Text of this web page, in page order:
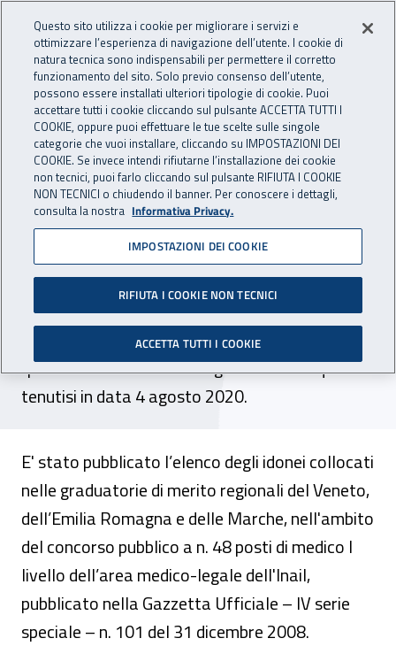
INAIL - Istituto Nazionale
Apri cerca
Navigazione principale
Navigazione - Ti trovi in:
Home Inail comunica Avvisi
Concorso pubblico per n. 48
posti di medico I livello
dell’area medico-legale:
elenco idonei
Pubblicato l'esito della verifica della
“perdurante idoneità” a seguito dei colloqui
tenutisi in data 4 agosto 2020.
E' stato pubblicato l’elenco degli idonei collocati
nelle graduatorie di merito regionali del Veneto,
dell’Emilia Romagna e delle Marche, nell'ambito
del concorso pubblico a n. 48 posti di medico I
livello dell’area medico-legale dell'Inail,
pubblicato nella Gazzetta Ufficiale – IV serie
speciale – n. 101 del 31 dicembre 2008.
Questo sito utilizza i cookie per migliorare i servizi e
ottimizzare l’esperienza di navigazione dell’utente. I cookie di
natura tecnica sono indispensabili per permettere il corretto
funzionamento del sito. Solo previo consenso dell’utente,
possono essere installati ulteriori tipologie di cookie. Puoi
accettare tutti i cookie cliccando sul pulsante ACCETTA TUTTI I
COOKIE, oppure puoi effettuare le tue scelte sulle singole
categorie che vuoi installare, cliccando su IMPOSTAZIONI DEI
COOKIE. Se invece intendi rifiutarne l’installazione dei cookie
non tecnici, puoi farlo cliccando sul pulsante RIFIUTA I COOKIE
NON TECNICI o chiudendo il banner. Per conoscere i dettagli,
consulta la nostra Informativa Privacy.
IMPOSTAZIONI DEI COOKIE
RIFIUTA I COOKIE NON TECNICI
ACCETTA TUTTI I COOKIE